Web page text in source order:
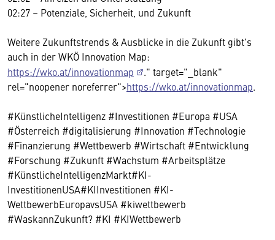
02:27 – Potenziale, Sicherheit, und Zukunft
Weitere Zukunftstrends & Ausblicke in die Zukunft gibt's
auch in der WKÖ Innovation Map:
https://wko.at/innovationmap
." target="_blank"
rel="noopener noreferrer">https://wko.at/innovationmap.
#KünstlicheIntelligenz #Investitionen #Europa #USA
#Österreich #digitalisierung #Innovation #Technologie
#Finanzierung #Wettbewerb #Wirtschaft #Entwicklung
#Forschung #Zukunft #Wachstum #Arbeitsplätze
#KünstlicheIntelligenzMarkt#KI-
InvestitionenUSA#KIInvestitionen #KI-
WettbewerbEuropavsUSA #kiwettbewerb
#WaskannZukunft? #KI #KIWettbewerb